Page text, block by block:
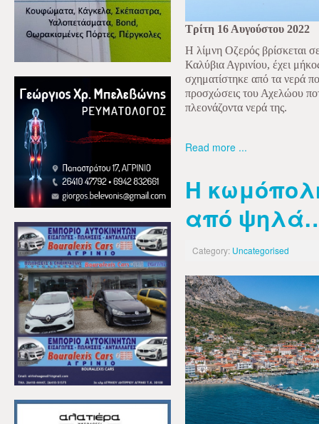
Τρίτη 16 Αυγούστου 2022
Η λίμνη Οζερός βρίσκεται
Καλύβια Αγρινίου, έχει
σχηματίστηκε από τα νερά
προσχώσεις του Αχελώου
πλεονάζοντα νερά της.
Read more ...
Η
από
Category: Uncategorised